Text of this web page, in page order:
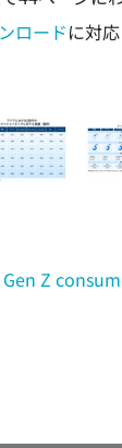
ロードに対
Z